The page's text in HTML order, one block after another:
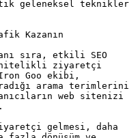
geleneksel teknikler
Kazanın
sıra, etkili SEO
nitelikli ziyaretçi
Goo ekibi,
arama terimlerini
web sitenizi
gelmesi, daha